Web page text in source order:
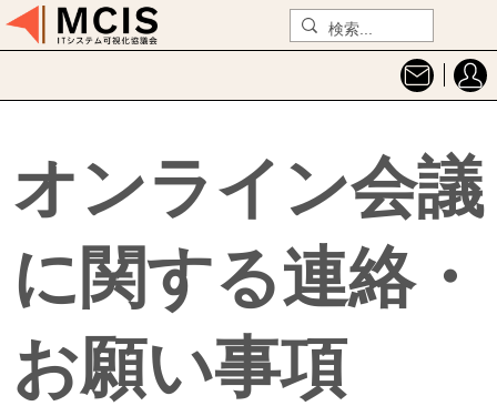
オンライン会議
に関する連絡・
お願い事項